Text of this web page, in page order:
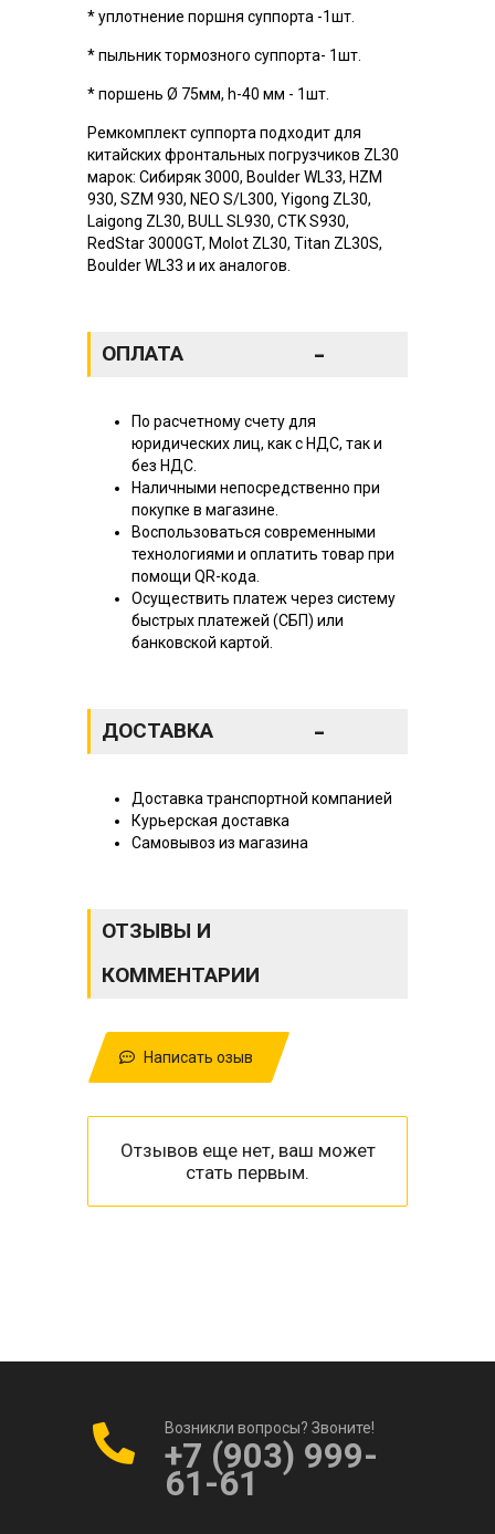
* уплотнение поршня суппорта -1шт.
* пыльник тормозного суппорта- 1шт.
* поршень Ø 75мм, h-40 мм - 1шт.
Ремкомплект суппорта подходит для
китайских фронтальных погрузчиков ZL30
марок: Сибиряк 3000, Boulder WL33, HZM
930, SZM 930, NEO S/L300, Yigong ZL30,
Laigong ZL30, BULL SL930, CTK S930,
RedStar 3000GT, Molot ZL30, Titan ZL30S,
Boulder WL33 и их аналогов.
ОПЛАТА -
По расчетному счету для
юридических лиц, как с НДС, так и
без НДС.
Наличными непосредственно при
покупке в магазине.
Воспользоваться современными
технологиями и оплатить товар при
помощи QR-кода.
Осуществить платеж через систему
быстрых платежей (СБП) или
банковской картой.
ДОСТАВКА -
Доставка транспортной компанией
Курьерская доставка
Самовывоз из магазина
ОТЗЫВЫ И
КОММЕНТАРИИ
Написать озыв
Отзывов еще нет, ваш может
стать первым.
Возникли вопросы? Звоните!
+7 (903) 999-
61-61